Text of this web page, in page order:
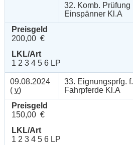
32. Komb. Prüfung
Einspänner Kl.A
Preisgeld
200,00 €
LKL/Art
1 2 3 4 5 6 LP
09.08.2024
( v)
33. Eignungsprfg. f.
Fahrpferde Kl.A
Preisgeld
150,00 €
LKL/Art
1 2 3 4 5 6 LP